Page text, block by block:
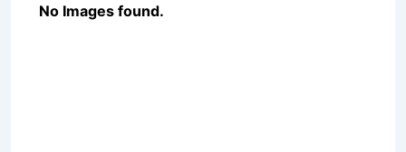
No Images found.